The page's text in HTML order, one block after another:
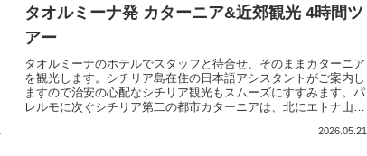
タオルミーナ発 カターニア&近郊観光 4時間ツ
アー
タオルミーナのホテルでスタッフと待合せ、そのままカターニア
を観光します。シチリア島在住の日本語アシスタントがご案内し
ますので治安の心配なシチリア観光もスムーズにすすみます。パ
レルモに次ぐシチリア第二の都市カターニアは、北にエトナ山、
心街だけでなく、活気ある市場見学や車なしでは行けない郊外の
2026.05.21